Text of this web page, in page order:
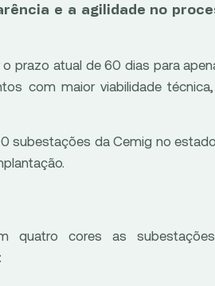
e a agilidade no
prazo atual de 60 dias para
com maior viabilidade
da Cemig no
quatro cores as